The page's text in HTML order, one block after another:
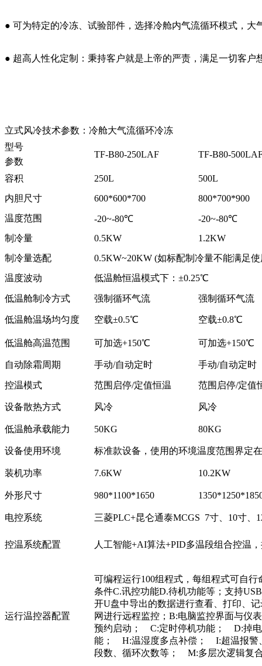
● 可为特定的冷冻、试验部件，选择冷舱内气流循环模式，
● 超高人性化定制：秉持客户就是上帝的严责，满足一切客户
立式风冷技术参数：冷舱大气流循环冷冻
型号
TF-B80-250LAF TF-B80-
参数
容积
250L
500L
内胆尺寸
600*600*700
800*700*900
温度范围
-20~-80℃
-20~-80℃
制冷量
0.5KW
1.2KW
制冷量选配
0.5KW~20KW (如标配制冷量不能满足
温度波动
低温舱恒温模式下：±0.25℃
低温舱制冷方式 强制循环气流 强制循环气流
低温舱温场均匀度 空载±0.5℃ 空载±0.8℃
低温舱高温范围 可加选+150℃ 可加选+150℃
自动除霜周期 手动/自动定时 手动/自动定时
控温模式 范围启停/定值恒温 范围启停/定值
设备散热方式 风冷 风冷
低温舱承载能力 50KG 80KG
设备使用环境 标准款设备，使用的环境温度范围界定
装机功率 7.6KW 10.2KW
外形尺寸 980*1100*1650
电控系统 三菱PLC+昆仑通泰MCGS 7寸、10寸、
控温系统配置 人工智能+AI算法+PID多温段组合控温
运行温控器配置
可编程运行100组程式，每组程式可自
条件C.讯控功能D.待机功能等；支持
开U盘中导出的数据进行查看、打印、
网进行远程监控；B:电脑监控界面与仪
预约启动； C:定时停机功能； D:掉
能； H:温湿度多点补偿； I:超温报警
段数、循环次数等； M:多层次逻辑复